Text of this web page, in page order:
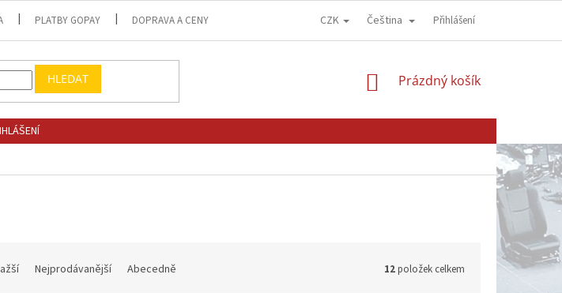
PLATBY GOPAY DOPRAVA A CENY OBCHODNÍ PODMÍNKY GDPR - OCHRANA OSOBNÍCH ÚDAJŮ
CZK Čeština Přihlášení
HLEDAT
NÁKUPNÍ
Prázdný košík
Nejprodávanější Abecedně 12položek celkem